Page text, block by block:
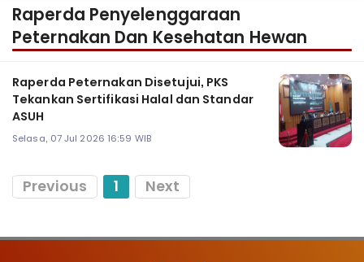
Raperda Penyelenggaraan
Peternakan Dan Kesehatan Hewan
Raperda Peternakan Disetujui, PKS
Tekankan Sertifikasi Halal dan Standar
ASUH
Selasa, 07 Jul 2026 16:59 WIB
Previous 1 Next